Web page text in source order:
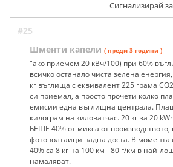
Сигнализирай
#25
Шменти капели ( преди 3 години )
"ако приемем 20 кВч/100) при 60%
всичко останало чиста зелена
кг въглища с еквивалент 225 грама
си приемал, а просто прочети колко
емисии една въглищна централа.
килограм на киловатчас. 20 кг за 20
БЕШЕ 40% от микса от производството,
фотоволтаици падна доста. В момента
40% са 8 кг на 100 км - 80 г/км в най-
намаляват.